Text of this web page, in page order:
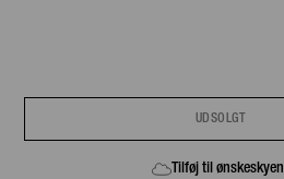
UDSOLGT
KOMMER PÅ LAGER IGEN
Tilføj til ønskeskyen